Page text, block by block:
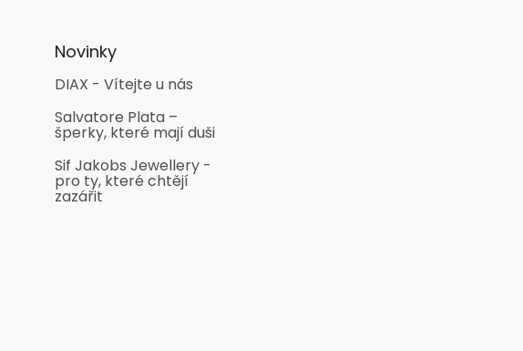
Novinky
DIAX - Vítejte u nás
Salvatore Plata –
šperky, které mají duši
Sif Jakobs Jewellery -
pro ty, které chtějí
zazářit